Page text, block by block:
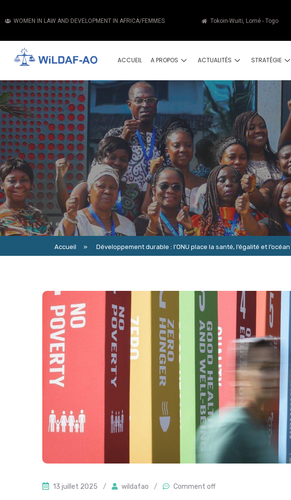
WOMEN IN LAW AND DEVELOPMENT IN AFRICA/FEMMES Tokoin-Wuiti, Lomé - Togo
ACCUEIL A PROPOS ACTUALITÉS STRATÉGIE
Accueil » Développement durable : l’ONU place la santé, l’égalité et
13 juillet 2025 / wildafao / Comment off